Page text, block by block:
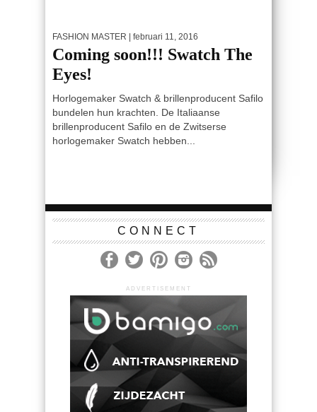
FASHION MASTER | februari 11, 2016
Coming soon!!! Swatch The
Eyes!
Horlogemaker Swatch & brillenproducent Safilo
bundelen hun krachten. De Italiaanse
brillenproducent Safilo en de Zwitserse
horlogemaker Swatch hebben...
CONNECT
ADVERTISEMENT